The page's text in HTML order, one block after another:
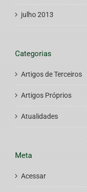
julho 2013
Categorias
Artigos de Terceiros
Artigos Próprios
Atualidades
Meta
Acessar